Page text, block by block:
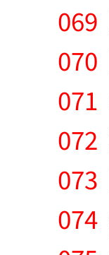
069
070
071
072
073
074